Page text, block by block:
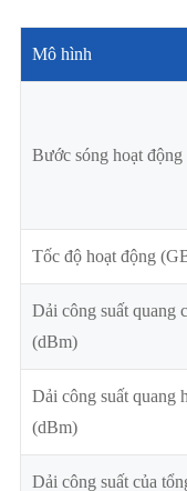
Mô hình
Bước sóng hoạt
Tốc độ hoạt động
Dải công suất quang
(dBm)
Dải công suất quang
(dBm)
Dải công suất của